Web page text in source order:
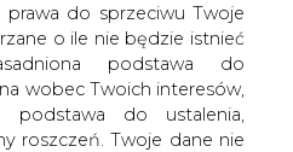
prawa do sprzeciwu Twoje
o ile nie będzie istnieć
podstawa do
wobec Twoich interesów,
do ustalenia,
roszczeń. Twoje dane nie